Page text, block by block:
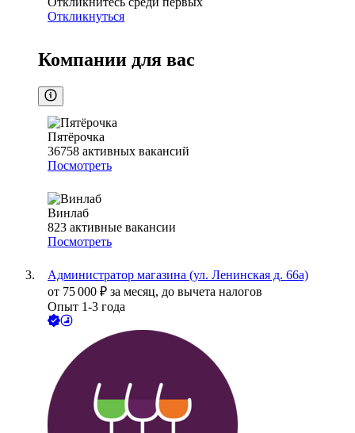
Откликнуться
Компании для вас
Пятёрочка
36758 активных вакансий
Посмотреть
Винлаб
823 активные вакансии
Посмотреть
Администратор магазина (ул. Ленинская д. 66а)
от 75 000 ₽ за месяц, до вычета налогов
Опыт 1-3 года